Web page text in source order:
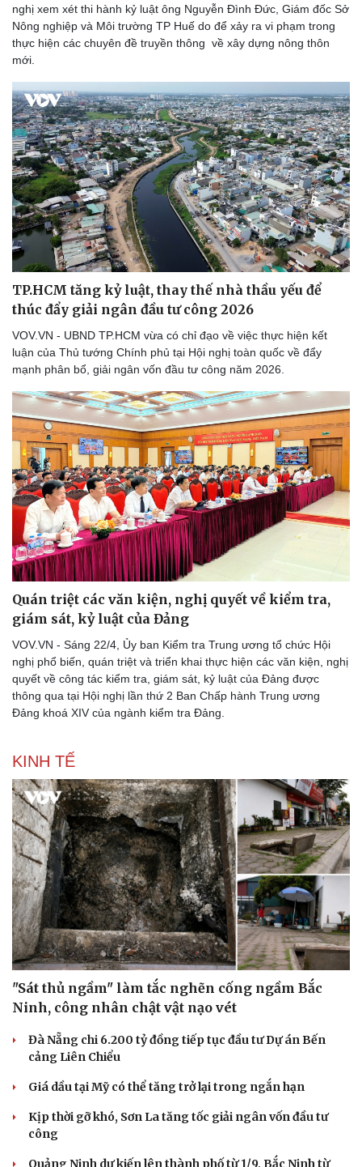
Thể thao
Bóng đá
Lịch thi đấu bóng đá
Thế giới thể thao
eSports
Hậu trường
Ô tô - Xe máy
Ô tô
Xe máy
Tư vấn
nghị xem xét thi hành kỷ luật ông Nguyễn Đình Đức, Giám đốc Sở
Nông nghiệp và Môi trường TP Huế do để xảy ra vi phạm trong
thực hiện các chuyên đề truyền thông về xây dựng nông thôn
mới.
TP.HCM tăng kỷ luật, thay thế nhà thầu yếu để
thúc đẩy giải ngân đầu tư công 2026
VOV.VN - UBND TP.HCM vừa có chỉ đạo về việc thực hiện kết
luận của Thủ tướng Chính phủ tại Hội nghị toàn quốc về đẩy
mạnh phân bổ, giải ngân vốn đầu tư công năm 2026.
Quán triệt các văn kiện, nghị quyết về kiểm tra,
giám sát, kỷ luật của Đảng
VOV.VN - Sáng 22/4, Ủy ban Kiểm tra Trung ương tổ chức Hội
nghị phổ biến, quán triệt và triển khai thực hiện các văn kiện, nghị
quyết về công tác kiểm tra, giám sát, kỷ luật của Đảng được
thông qua tại Hội nghị lần thứ 2 Ban Chấp hành Trung ương
Đảng khoá XIV của ngành kiểm tra Đảng.
KINH TẾ
"Sát thủ ngầm" làm tắc nghẽn cống ngầm Bắc
Ninh, công nhân chật vật nạo vét
Đà Nẵng chi 6.200 tỷ đồng tiếp tục đầu tư Dự án Bến
cảng Liên Chiểu
Giá dầu tại Mỹ có thể tăng trở lại trong ngắn hạn
Kịp thời gỡ khó, Sơn La tăng tốc giải ngân vốn đầu tư
công
Quảng Ninh dự kiến lên thành phố từ 1/9, Bắc Ninh từ